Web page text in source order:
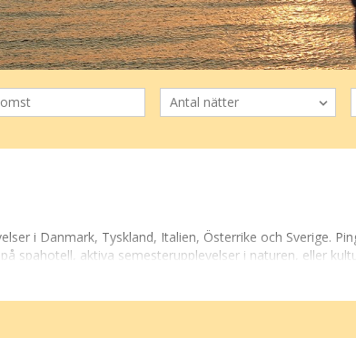
i Danmark, Tyskland, Italien, Österrike och Sverige.
spahotell, aktiva semesterupplevelser i naturen, eller
städer där du kan kombinera avkoppling med